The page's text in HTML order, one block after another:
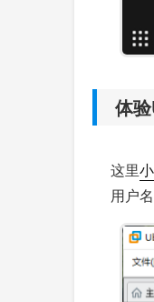
体
这里
用户